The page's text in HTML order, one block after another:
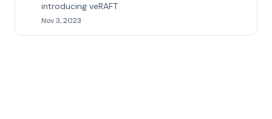
introducing veRAFT
Nov 3, 2023